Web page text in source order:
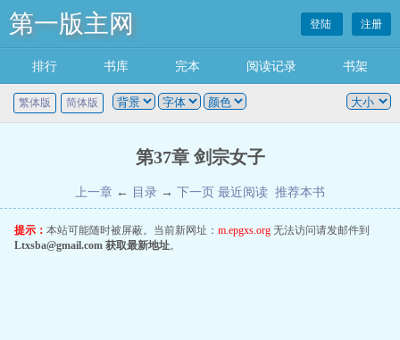
第一版主网 登陆 注册
排行 书库 完本 阅读记录 书架
繁体版 简体版
第37章 剑宗女子
上一章 ← 目录 → 下一页 最近阅读 推荐本书
提示： 本站可能随时被屏蔽。当前新网址： m.epgxs.org 无法访问请发邮件到
Ltxsba@gmail.com 获取最新地址。